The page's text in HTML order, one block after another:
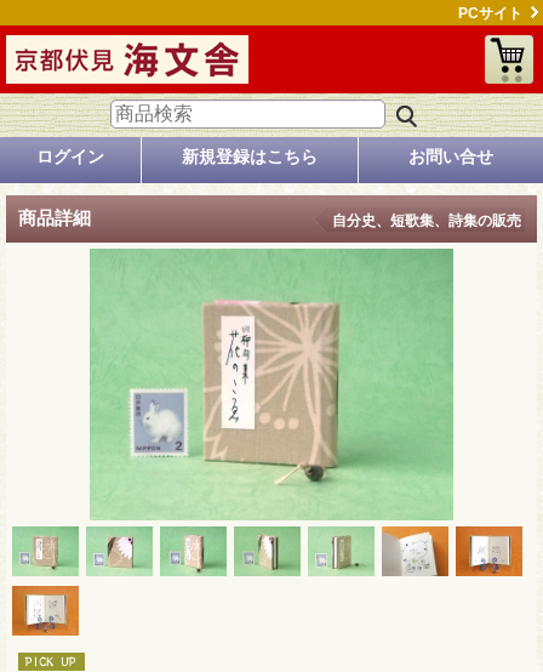
PCサイト
ログイン 新規登録はこちら お問い合せ
商品詳細 自分史、短歌集、詩集の販売